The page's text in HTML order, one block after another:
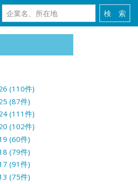
(110件)
(87件)
(111件)
(102件)
(60件)
(79件)
(91件)
(75件)